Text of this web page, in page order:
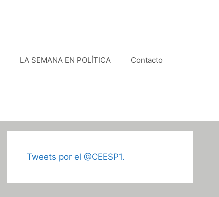
LA SEMANA EN POLÍTICA Contacto
Tweets por el @CEESP1.